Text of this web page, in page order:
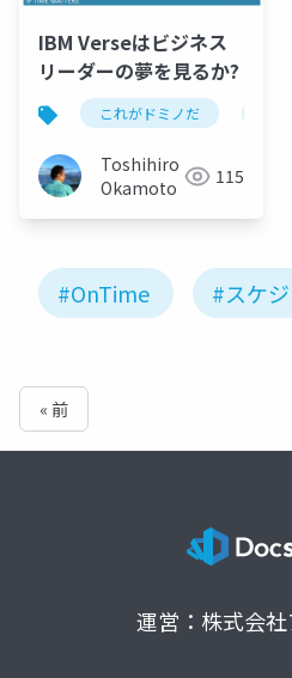
IBM Verseはビジネス
リーダーの夢を見るか?
これがドミノだ
Toshihiro
Okamoto
115
#OnTime #スケ
« 前
運営：株式会